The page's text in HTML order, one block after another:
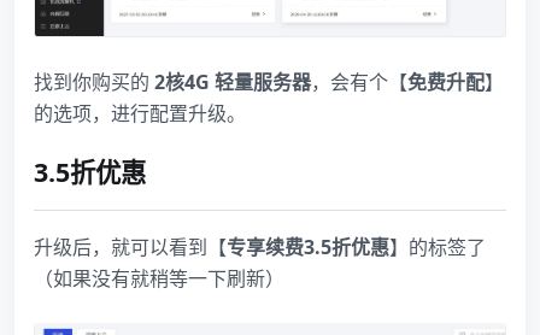
找到你购买的 2核4G 轻量服务器，会有个【免费升配】
的选项，进行配置升级。
3.5折优惠
升级后，就可以看到【专享续费3.5折优惠】的标签了
（如果没有就稍等一下刷新）